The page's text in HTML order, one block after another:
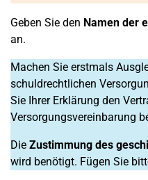
Geben Sie den Namen der
an.
Machen Sie erstmals
schuldrechtlichen
Sie Ihrer Erklärung den
Versorgungsvereinbarung
Die Zustimmung des
wird benötigt. Fügen Sie